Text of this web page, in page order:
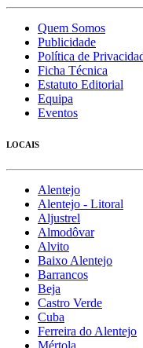
Quem Somos
Publicidade
Política de
Ficha Técnica
Estatuto Editorial
Equipa
Eventos
LOCAIS
Alentejo
Alentejo - Litoral
Aljustrel
Almodôvar
Alvito
Baixo Alentejo
Barrancos
Beja
Castro Verde
Cuba
Ferreira do Alentejo